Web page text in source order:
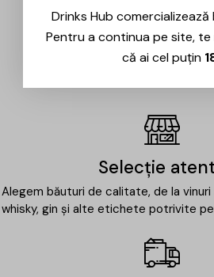
EVENIMENTE
Selecție
Alegem băuturi de calitate, de la
whisky, gin și alte etichete potrivite
Drinks Hub
Pentru a continua pe site,
că ai cel puțin